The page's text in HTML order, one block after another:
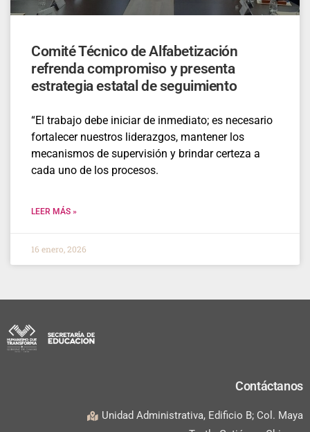
Comité Técnico de Alfabetización
refrenda compromiso y presenta
estrategia estatal de seguimiento
“El trabajo debe iniciar de inmediato; es necesario
fortalecer nuestros liderazgos, mantener los
mecanismos de supervisión y brindar certeza a
cada uno de los procesos.
LEER MÁS »
16 enero, 2026
Contáctanos
Unidad Administrativa, Edificio B; Col. Maya